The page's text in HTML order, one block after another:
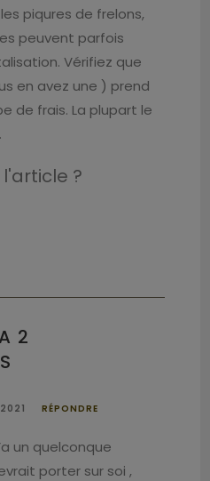
piqures de frelons,
peuvent parfois
Vérifiez que
en avez une ) prend
de frais. La plupart le
?
2
RÉPONDRE
un quelconque
porter sur soi ,